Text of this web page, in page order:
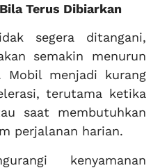
Terus Dibiarkan
segera ditangani,
semakin menurun
menjadi kurang
terutama ketika
saat membutuhkan
perjalanan harian.
kenyamanan